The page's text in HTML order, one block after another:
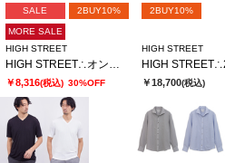
SALE 2BUY10%
MORE SALE
HIGH STREET
￥8,316(税込) 30%OFF
2BUY10%
HIGH STREET
￥18,700(税込)